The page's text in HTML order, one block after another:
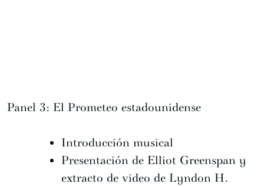
Panel 3: El Prometeo estadounidense
Introducción musical
Presentación de Elliot Greenspan y
extracto de video de Lyndon H.